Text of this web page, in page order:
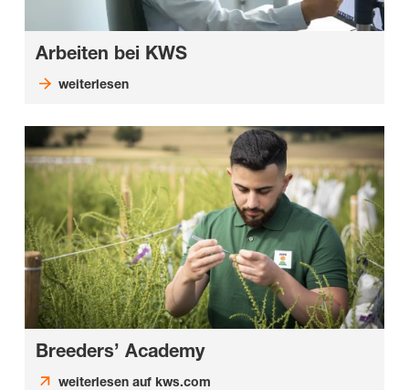
Arbeiten bei KWS
weiterlesen
Breeders’ Academy
weiterlesen auf kws.com